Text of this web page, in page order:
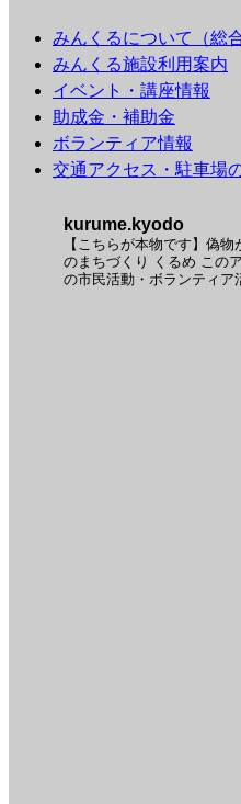
みんくるについて（総
みんくる施設利用案内
イベント・講座情報
助成金・補助金
ボランティア情報
交通アクセス・駐車場
kurume.kyodo
【こちらが本物です】偽
のまちづくり くるめ この
の市民活動・ボランティア